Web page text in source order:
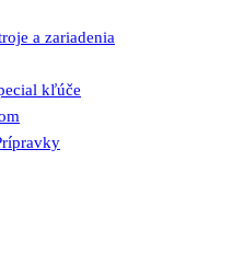
a zariadenia
kľúče